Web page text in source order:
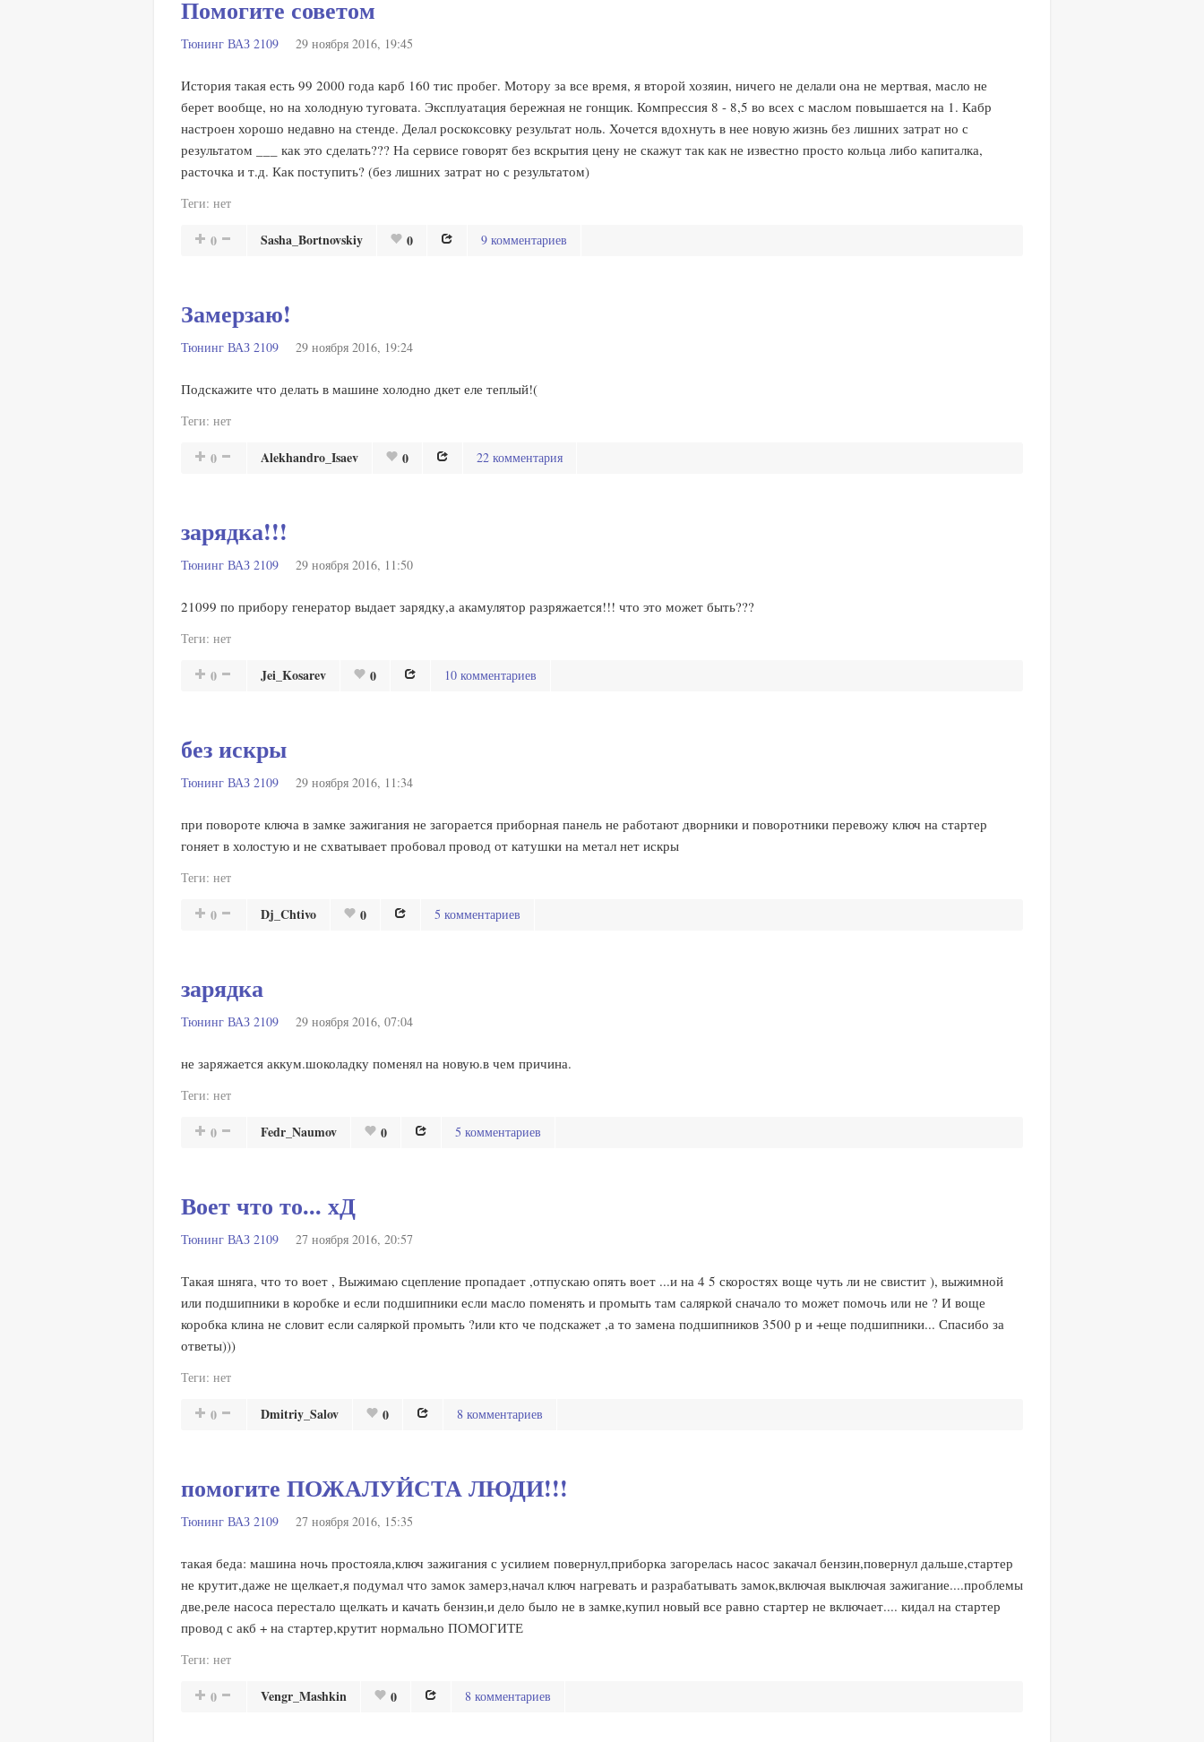
Помогите советом
Тюнинг ВАЗ 2109 29 ноября 2016, 19:45
История такая есть 99 2000 года карб 160 тис пробег. Мотору за все время, я второй хозяин, ничего не делали она не мертвая, масло не
берет вообще, но на холодную туговата. Эксплуатация бережная не гонщик. Компрессия 8 - 8,5 во всех с маслом повышается на 1. Кабр
настроен хорошо недавно на стенде. Делал роскоксовку результат ноль. Хочется вдохнуть в нее новую жизнь без лишних затрат но с
результатом ___ как это сделать??? На сервисе говорят без вскрытия цену не скажут так как не известно просто кольца либо капиталка,
расточка и т.д. Как поступить? (без лишних затрат но с результатом)
Теги: нет
0 Sasha_Bortnovskiy 0 9 комментариев
Замерзаю!
Тюнинг ВАЗ 2109 29 ноября 2016, 19:24
Подскажите что делать в машине холодно дкет еле теплый!(
Теги: нет
0 Alekhandro_Isaev 0 22 комментария
зарядка!!!
Тюнинг ВАЗ 2109 29 ноября 2016, 11:50
21099 по прибору генератор выдает зарядку,а акамулятор разряжается!!! что это может быть???
Теги: нет
0 Jei_Kosarev 0 10 комментариев
без искры
Тюнинг ВАЗ 2109 29 ноября 2016, 11:34
при повороте ключа в замке зажигания не загорается приборная панель не работают дворники и поворотники перевожу ключ на стартер
гоняет в холостую и не схватывает пробовал провод от катушки на метал нет искры
Теги: нет
0 Dj_Chtivo 0 5 комментариев
зарядка
Тюнинг ВАЗ 2109 29 ноября 2016, 07:04
не заряжается аккум.шоколадку поменял на новую.в чем причина.
Теги: нет
0 Fedr_Naumov 0 5 комментариев
Воет что то... хД
Тюнинг ВАЗ 2109 27 ноября 2016, 20:57
Такая шняга, что то воет , Выжимаю сцепление пропадает ,отпускаю опять воет ...и на 4 5 скоростях воще чуть ли не свистит ), выжимной
или подшипники в коробке и если подшипники если масло поменять и промыть там саляркой сначало то может помочь или не ? И воще
коробка клина не словит если саляркой промыть ?или кто че подскажет ,а то замена подшипников 3500 р и +еще подшипники... Спасибо за
ответы)))
Теги: нет
0 Dmitriy_Salov 0 8 комментариев
помогите ПОЖАЛУЙСТА ЛЮДИ!!!
Тюнинг ВАЗ 2109 27 ноября 2016, 15:35
такая беда: машина ночь простояла,ключ зажигания с усилием повернул,приборка загорелась насос закачал бензин,повернул дальше,стартер
не крутит,даже не щелкает,я подумал что замок замерз,начал ключ нагревать и разрабатывать замок,включая выключая зажигание....проблемы
две,реле насоса перестало щелкать и качать бензин,и дело было не в замке,купил новый все равно стартер не включает.... кидал на стартер
провод с акб + на стартер,крутит нормально ПОМОГИТЕ
Теги: нет
0 Vengr_Mashkin 0 8 комментариев